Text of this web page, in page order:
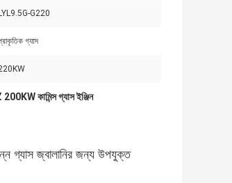
LYL9.5G-G220
গ্যাস
কামিন্স গ্যাস ইঞ্জিন
গ্যাস জ্বালানির জন্য উপযুক্ত